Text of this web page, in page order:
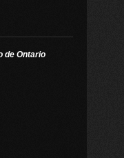
de Ontario